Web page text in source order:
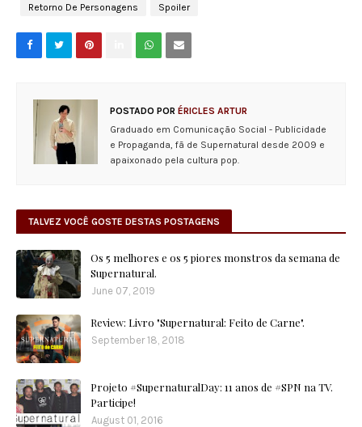
Retorno De Personagens
Spoiler
POSTADO POR ÉRICLES ARTUR
Graduado em Comunicação Social - Publicidade
e Propaganda, fã de Supernatural desde 2009 e
apaixonado pela cultura pop.
TALVEZ VOCÊ GOSTE DESTAS POSTAGENS
Os 5 melhores e os 5 piores monstros da semana de
Supernatural.
June 07, 2019
Review: Livro "Supernatural: Feito de Carne".
September 18, 2018
Projeto #SupernaturalDay: 11 anos de #SPN na TV.
Participe!
August 01, 2016